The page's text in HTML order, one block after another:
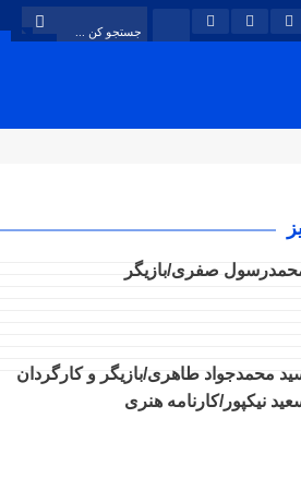
صفری/بازیگر
محمدجواد طاهری/بازیگر و کارگردان
نیکپور/کارنامه هنری